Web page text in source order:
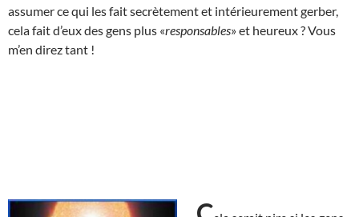
assumer ce qui les fait secrètement et intérieurement gerber,
cela fait d’eux des gens plus «responsables» et heureux ? Vous
m’en direz tant !